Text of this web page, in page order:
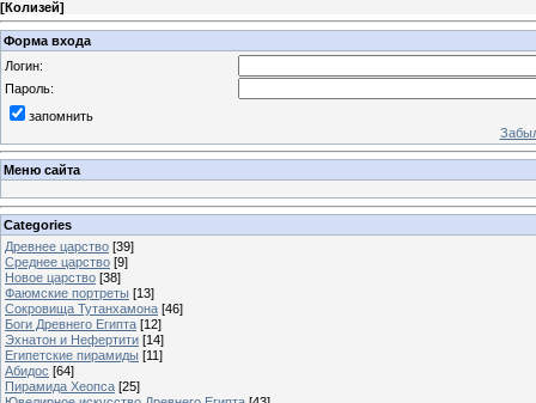
[Колизей]
Форма входа
Логин:
Пароль:
запомнить
Меню сайта
Categories
Древнее царство [39]
Среднее царство [9]
Новое царство [38]
Фаюмские портреты [13]
Сокровища Тутанхамона [46]
Боги Древнего Египта [12]
Эхнатон и Нефертити [14]
Египетские пирамиды [11]
Абидос [64]
Пирамида Хеопса [25]